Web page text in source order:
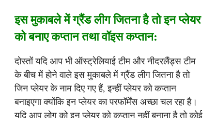
इस मुकाबले में ग्रैंड लीग जितना है तो इन प्लेयर
को बनाए कप्तान तथा वॉइस कप्तान:
दोस्तों यदि आप भी ऑस्ट्रेलियाई टीम और नीदरलैंड्स टीम
के बीच में होने वाले इस मुकाबले में ग्रैंड लीग जितना है तो
जिन प्लेयर के नाम दिए गए हैं, इन्हीं प्लेयर को कप्तान
बनाइएगा क्योंकि इन प्लेयर का परफॉर्मेंस अच्छा चल रहा है।
यदि आप लोग को इन प्लेयर को कप्तान नहीं बनाना है तो कोई